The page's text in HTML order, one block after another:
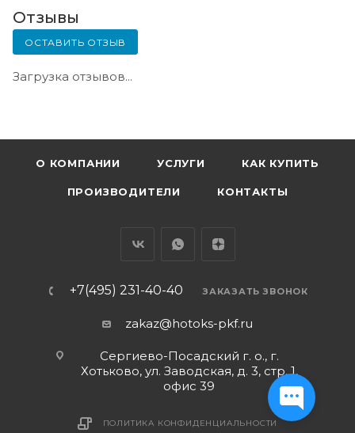
Отзывы
ОСТАВИТЬ ОТЗЫВ
Загрузка отзывов...
О КОМПАНИИ УСЛУГИ КАК КУПИТЬ
ПРОИЗВОДИТЕЛИ КОНТАКТЫ
+7(495) 231-40-40 ЗАКАЗАТЬ ЗВОНОК
zakaz@hotoks-pkf.ru
Сергиево-Посадский г. о., г.
Хотьково, ул. Заводская, д. 3, стр. 1,
офис 39
ПОЛИТИКА КОНФИДЕНЦИАЛЬНОСТИ